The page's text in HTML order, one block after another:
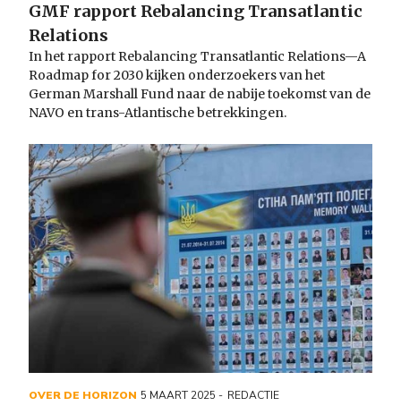
GMF rapport Rebalancing Transatlantic
Relations
In het rapport Rebalancing Transatlantic Relations—A
Roadmap for 2030 kijken onderzoekers van het
German Marshall Fund naar de nabije toekomst van de
NAVO en trans-Atlantische betrekkingen.
OVER DE HORIZON 5 MAART 2025 REDACTIE